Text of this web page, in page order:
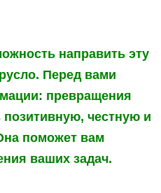
направить эту
Перед вами
превращения
позитивную, честную и
поможет вам
ваших задач.